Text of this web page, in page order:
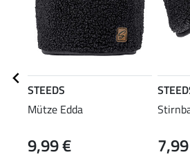
STEEDS
Mütze Edda
9,99 €